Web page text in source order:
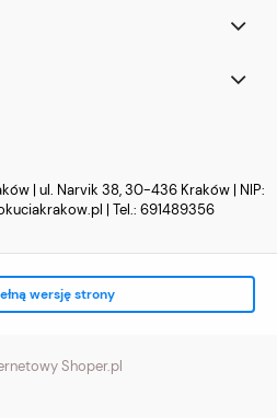
| ul. Narvik 38, 30-436 Kraków | NIP:
| Tel.: 691489356
wersję strony
Shoper.pl